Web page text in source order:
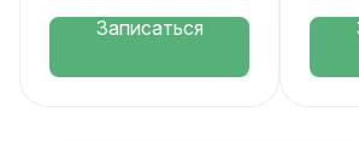
Записаться